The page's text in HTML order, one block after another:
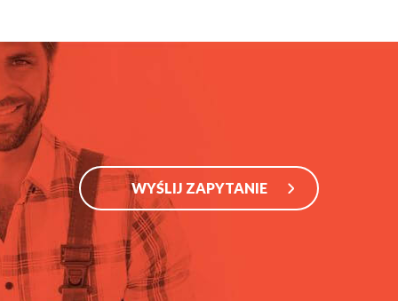
WYŚLIJ ZAPYTANIE